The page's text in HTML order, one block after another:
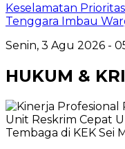
Keselamatan
Tenggara Imbau
Senin, 3 Agu 2026 -
HUKUM &